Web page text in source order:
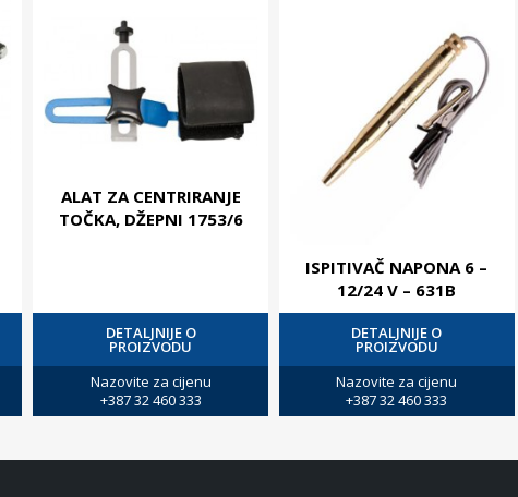
ALAT ZA CENTRIRANJE
TOČKA, DŽEPNI 1753/6
DETALJNIJE O
PROIZVODU
Nazovite za cijenu
+387 32 460 333
ISPITIVAČ NAPONA 6 –
12/24 V – 631B
DETALJNIJE O
PROIZVODU
Nazovite za cijenu
+387 32 460 333